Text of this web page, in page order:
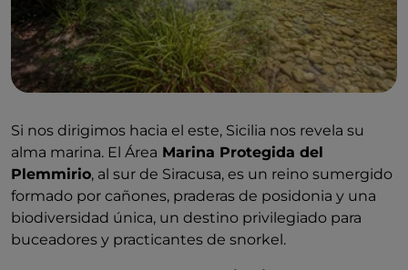
Si nos dirigimos hacia el este, Sicilia nos revela su
alma marina. El Área Marina Protegida del
Plemmirio, al sur de Siracusa, es un reino sumergido
formado por cañones, praderas de posidonia y una
biodiversidad única, un destino privilegiado para
buceadores y practicantes de snorkel.